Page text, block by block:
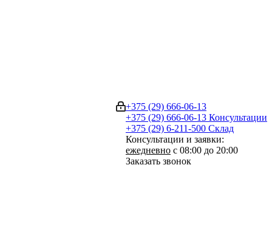
+375 (29) 666-06-13
+375 (29) 666-06-13 Консультации
+375 (29) 6-211-500 Склад
Консультации и заявки:
ежедневно с 08:00 до 20:00
Заказать звонок